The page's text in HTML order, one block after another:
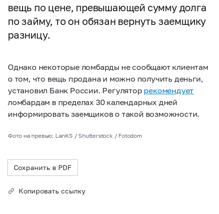
вещь по цене, превышающей сумму долга
по займу, то он обязан вернуть заемщику
разницу.
Однако некоторые ломбарды не сообщают клиентам
о том, что вещь продана и можно получить деньги,
установил Банк России. Регулятор рекомендует
ломбардам в пределах 30 календарных дней
информировать заемщиков о такой возможности.
Фото на превью: LanKS / Shutterstock / Fotodom
Сохранить в PDF
Копировать ссылку